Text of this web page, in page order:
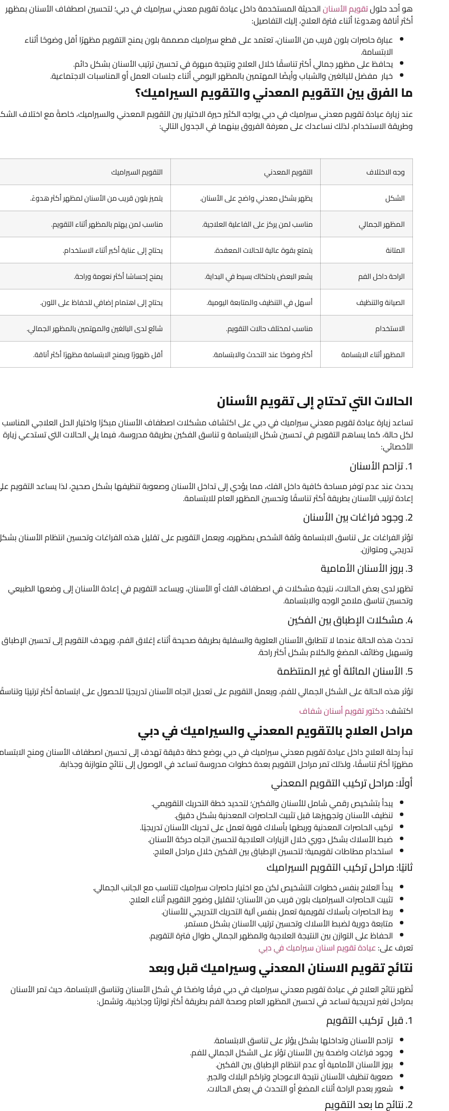
هو أحد حلولتقويم الأسنانالحديثة المستخدمة داخل عيادة تقويم معدني سيراميك في دبي؛ لتحسين اصطفاف الأسنان بمظهر
أكثر أناقة وهدوءًا أثناء فترة العلاج، إليك التفاصيل:
عبارة حاصرات بلون قريب من الأسنان، تعتمد على قطع سيراميك مصممة بلون يمنح التقويم مظهرًا أقل وضوحًا أثناء
الابتسامة.
يحافظ على مظهر جمالي أكثر تناسقًا خلال العلاج ونتيجة مبهرة في تحسين ترتيب الأسنان بشكل دائم.
خيار مفضل للبالغين والشباب وأيضًا المهتمين بالمظهر اليومي أثناء جلسات العمل أو المناسبات الاجتماعية.
ما الفرق بين التقويم المعدني والتقويم السيراميك؟
عند زيارة عيادة تقويم معدني سيراميك في دبي يواجه الكثير حيرة الاختيار بين التقويم المعدني والسيراميك، خاصةً مع اختلاف
وطريقة الاستخدام، لذلك نساعدك على معرفة الفروق بينهما في الجدول التالي:
وجه الاختلاف التقويم المعدني
التقويم السيراميك
الشكل
يظهر بشكل معدني واضح على الأسنان.
يتميز بلون قريب من الأسنان لمظهر أكثر هدوءً.
المظهر الجمالي
مناسب لمن يركز على الفاعلية العلاجية.
مناسب لمن يهتم بالمظهر أثناء التقويم.
المتانة
يتمتع بقوة عالية للحالات المعقدة.
يحتاج إلى عناية أكبر أثناء الاستخدام.
الراحة داخل الفم
يشعر البعض باحتكاك بسيط في البداية.
يمنح إحساسًا أكثر نعومة وراحة.
الصيانة والتنظيف
أسهل في التنظيف والمتابعة اليومية.
يحتاج إلى اهتمام إضافي للحفاظ على اللون.
الاستخدام
مناسب لمختلف حالات التقويم.
شائع لدى البالغين والمهتمين بالمظهر الجمالي.
المظهر أثناء الابتسامة
أكثر وضوحًا عند التحدث والابتسامة. أقل ظهورًا ويمنح الابتسامة مظهرًا أكثر أناقة.
الحالات التي تحتاج إلى تقويم الأسنان
تساعد زيارة عيادة تقويم معدني سيراميك في دبي على اكتشاف مشكلات اصطفاف الأسنان مبكرًا واختيار الحل العلاجي المناسب
لكل حالة، كما يساهم التقويم في تحسين شكل الابتسامة و تناسق الفكين بطريقة مدروسة، فيما يلي الحالات التي تستدعي زيارة
الأخصائي:
1. تزاحم الأسنان
يحدث عند عدم توفر مساحة كافية داخل الفك، مما يؤدي إلى تداخل الأسنان وصعوبة تنظيفها بشكل صحيح، لذا يساعد التقويم
إعادة ترتيب الأسنان بطريقة أكثر تناسقًا وتحسين المظهر العام للابتسامة.
2. وجود فراغات بين الأسنان
تؤثر الفراغات على تناسق الابتسامة وثقة الشخص بمظهره، ويعمل التقويم على تقليل هذه الفراغات وتحسين انتظام الأسنان
تدريجي ومتوازن.
3. بروز الأسنان الأمامية
تظهر لدى بعض الحالات، نتيجة مشكلات في اصطفاف الفك أو الأسنان، ويساعد التقويم في إعادة الأسنان إلى وضعها الطبيعي
وتحسين تناسق ملامح الوجه والابتسامة.
4. مشكلات الإطباق بين الفكين
تحدث هذه الحالة عندما لا تتطابق الأسنان العلوية والسفلية بطريقة صحيحة أثناء إغلاق الفم، ويهدف التقويم إلى تحسين الإطباق
وتسهيل وظائف المضغ والكلام بشكل أكثر راحة.
5. الأسنان المائلة أو غير المنتظمة
تؤثر هذه الحالة على الشكل الجمالي للفم، ويعمل التقويم على تعديل اتجاه الأسنان تدريجيًا للحصول على ابتسامة أكثر ترتيبًا
اكتشف: دكتور تقويم أسنان شفاف
مراحل العلاج بالتقويم المعدني والسيراميك في دبي
تبدأ رحلة العلاج داخل عيادة تقويم معدني سيراميك في دبي بوضع خطة دقيقة تهدف إلى تحسين اصطفاف الأسنان ومنح
مظهرًا أكثر تناسقًا، ولذلك تمر مراحل التقويم بعدة خطوات مدروسة تساعد في الوصول إلى نتائج متوازنة وجذابة.
أولًا: مراحل تركيب التقويم المعدني
يبدأ بتشخيص رقمي شامل للأسنان والفكين؛ لتحديد خطة التحريك التقويمي.
تنظيف الأسنان وتجهيزها قبل تثبيت الحاصرات المعدنية بشكل دقيق.
تركيب الحاصرات المعدنية وربطها بأسلاك قوية تعمل على تحريك الأسنان تدريجيًا.
ضبط الأسلاك بشكل دوري خلال الزيارات العلاجية لتحسين اتجاه حركة الأسنان.
استخدام مطاطات تقويمية؛ لتحسين الإطباق بين الفكين خلال مراحل العلاج.
ثانيًا: مراحل تركيب التقويم السيراميك
يبدأ العلاج بنفس خطوات التشخيص لكن مع اختيار حاصرات سيراميك تتناسب مع الجانب الجمالي.
تثبيت الحاصرات السيراميك بلون قريب من الأسنان؛ لتقليل وضوح التقويم أثناء العلاج.
ربط الحاصرات بأسلاك تقويمية تعمل بنفس آلية التحريك التدريجي للأسنان.
متابعة دورية لضبط الأسلاك وتحسين ترتيب الأسنان بشكل مستمر.
الحفاظ على التوازن بين النتيجة العلاجية والمظهر الجمالي طوال فترة التقويم.
تعرف على: عيادة تقويم اسنان سيراميك في دبي
نتائج تقويم الاسنان المعدني وسيراميك قبل وبعد
تُظهر نتائج العلاج في عيادة تقويم معدني سيراميك في دبي فرقًا واضحًا في شكل الأسنان وتناسق الابتسامة، حيث تمر الأسنان
بمراحل تغير تدريجية تساعد في تحسين المظهر العام وصحة الفم بطريقة أكثر توازنًا وجاذبية، وتشمل:
1. قبل تركيب التقويم
تزاحم الأسنان وتداخلها بشكل يؤثر على تناسق الابتسامة.
وجود فراغات واضحة بين الأسنان تؤثر على الشكل الجمالي للفم.
بروز الأسنان الأمامية أو عدم انتظام الإطباق بين الفكين.
صعوبة تنظيف الأسنان نتيجة الاعوجاج وتراكم البلاك والجير.
شعور بعدم الراحة أثناء المضغ أو التحدث في بعض الحالات.
2. نتائج ما بعد التقويم